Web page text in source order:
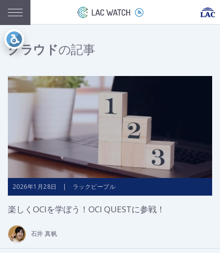
クラウドの記事
2026年1月28日 | ラックピープル
楽しくOCIを学ぼう！OCI QUESTに参戦！
石井 真帆